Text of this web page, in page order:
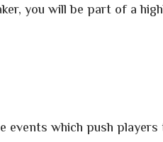
you will be part of a
events which push